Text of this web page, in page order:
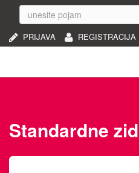
REGISTRACIJA
PRIJAVA
Standardne